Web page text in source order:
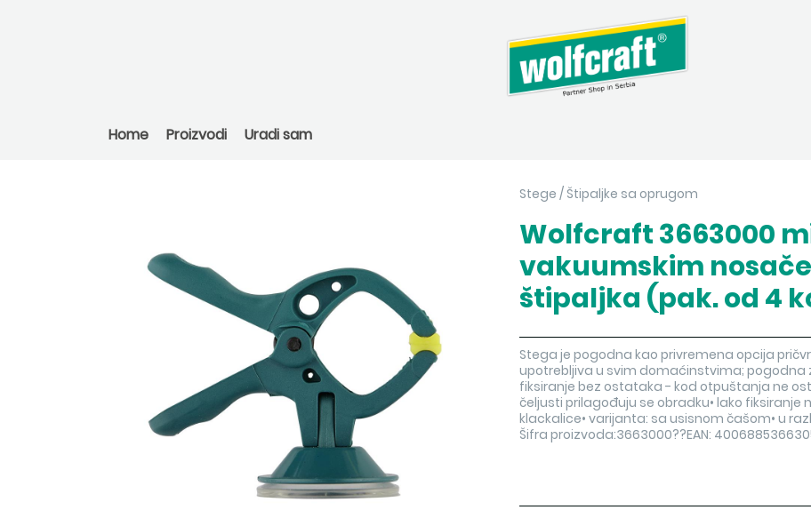
Home Proizvodi Uradi sam
Stege /Štipaljke sa oprugom
Wolfcraft 3663000
vakuumskim
štipaljka (pak. od 4
Stega je pogodna kao privremena opcija
upotrebljiva u svim domaćinstvima; pogodna
fiksiranje bez ostataka - kod otpuštanja ne
čeljusti prilagođuju se obradku• lako
klackalice• varijanta: sa usisnom čašom• u
Šifra proizvoda:3663000??EAN: